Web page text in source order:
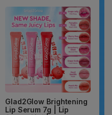
Glad2Glow Brightening
Lip Serum 7g | Lip